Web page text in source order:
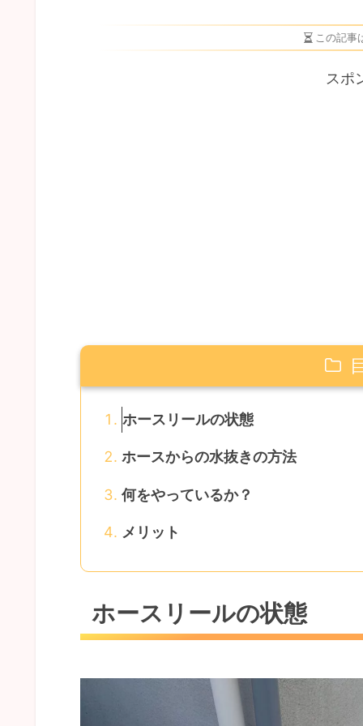
この記事
スポ
ホースリールの状態
ホースからの水抜きの方法
何をやっているか？
メリット
ホースリールの状態